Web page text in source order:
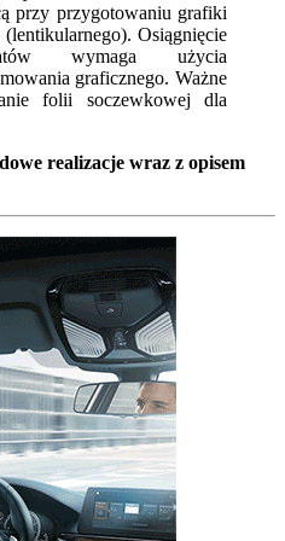
przy przygotowaniu grafiki
Osiągnięcie
wymaga użycia
graficznego. Ważne
folii soczewkowej dla
realizacje wraz z opisem